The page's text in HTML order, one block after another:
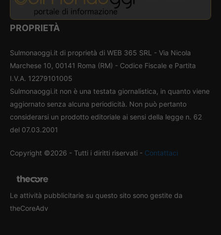
PROPRIETÀ
Sulmonaoggi.it di proprietà di WEB 365 SRL - Via Nicola
Marchese 10, 00141 Roma (RM) - Codice Fiscale e Partita
I.V.A. 12279101005
Sulmonaoggi.it non è una testata giornalistica, in quanto viene
aggiornato senza alcuna periodicità. Non può pertanto
considerarsi un prodotto editoriale ai sensi della legge n. 62
del 07.03.2001
Copyright ©2026 - Tutti i diritti riservati - Contattaci
Le attività pubblicitarie su questo sito sono gestite da
theCoreAdv